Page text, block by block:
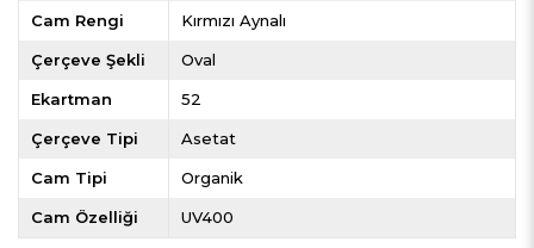
Cam Rengi Kırmızı Aynalı
Çerçeve Şekli Oval
Ekartman 52
Çerçeve Tipi Asetat
Cam Tipi Organik
Cam Özelliği UV400